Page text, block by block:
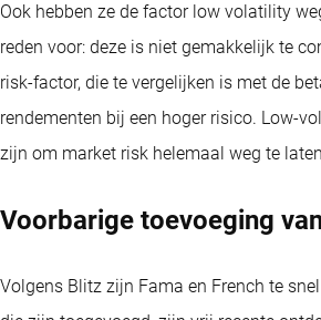
Ook hebben ze de factor low volatility
reden voor: deze is niet gemakkelijk te
risk-factor, die te vergelijken is met de
rendementen bij een hoger risico. Low-
zijn om market risk helemaal weg te
Voorbarige toevoeging
Volgens Blitz zijn Fama en French te